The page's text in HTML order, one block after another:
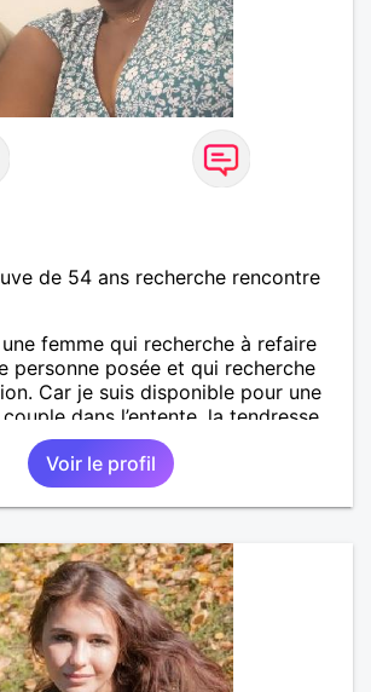
de 54 ans recherche rencontre
femme qui recherche à refaire
personne posée et qui recherche
Car je suis disponible pour une
dans l’entente, la tendresse,
la complicité. Le respect et enfin
Voir le profil